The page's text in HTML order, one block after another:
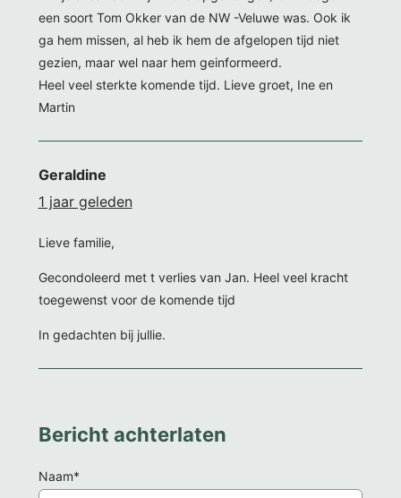
een soort Tom Okker van de NW -Veluwe was. Ook ik
ga hem missen, al heb ik hem de afgelopen tijd niet
gezien, maar wel naar hem geinformeerd.
Heel veel sterkte komende tijd. Lieve groet, Ine en
Martin
Geraldine
1 jaar geleden
Lieve familie,
Gecondoleerd met t verlies van Jan. Heel veel kracht
toegewenst voor de komende tijd
In gedachten bij jullie.
Bericht achterlaten
Naam*